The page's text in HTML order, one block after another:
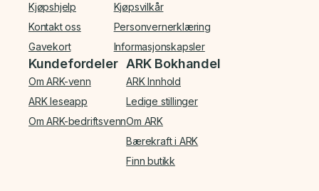
Kjøpshjelp
Kontakt oss
Gavekort
Kjøpsvilkår
Personvernerklæring
Informasjonskapsler
Kundefordeler
Om ARK-venn
ARK leseapp
Om ARK-bedriftsvenn
ARK Bokhandel
ARK Innhold
Ledige stillinger
Om ARK
Bærekraft i ARK
Finn butikk